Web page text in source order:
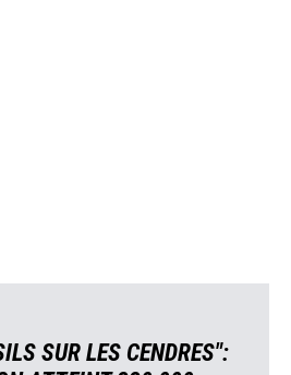
SUR LES CENDRES":